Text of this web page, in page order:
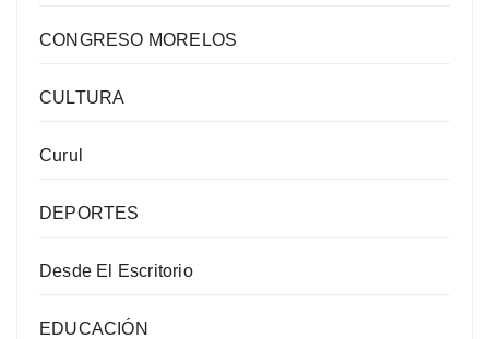
CONGRESO MORELOS
CULTURA
Curul
DEPORTES
Desde El Escritorio
EDUCACIÓN